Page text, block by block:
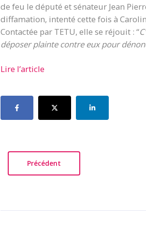
de feu le député et sénateur Jean
diffamation, intenté cette fois à
Contactée par TETU, elle se réjouit : “
déposer plainte contre eux pour
Lire l’article
Précédent